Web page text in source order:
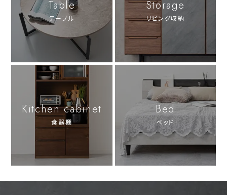
Table
テーブル
Storage
リビング収納
Kitchen cabinet
食器棚
Bed
ベッド